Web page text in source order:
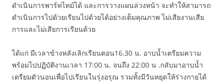
ดำเนินการพาร์ทไทม์ได้ และการวางแผนล่วงหน้า จะทำให้สามารถ
ดำเนินการไปด้วยเรียนไปด้วยได้อย่างเต็มคุณภาพ ไม่เสียงานเสีย
การและไม่เสียการเรียนด้วย
ได้แก่ มีเวลาข้างหลังเลิกเรียนตอน16.30 น. อาบน้ำเตรียมความ
พร้อมไปปฏิบัติงานเวลา 17:00 น. จนถึง 22:00 น .กลับมาอาบน้ำ
เตรียมตัวนอนเพื่อไปเรียนในรุ่งอรุณ รวมทั้งมีวันหยุดให้ร่างกายได้